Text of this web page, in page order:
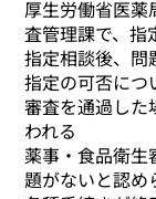
厚生労働省医
査管理課で、指
指定相談後、問
指定の可否につ
審査を通過した
われる
薬事・食品衛生
題がないと認め